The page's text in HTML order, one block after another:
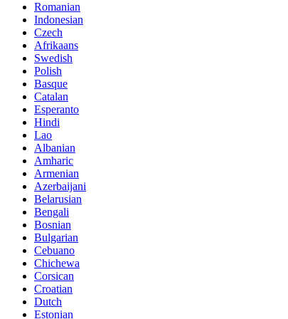
Romanian
Indonesian
Czech
Afrikaans
Swedish
Polish
Basque
Catalan
Esperanto
Hindi
Lao
Albanian
Amharic
Armenian
Azerbaijani
Belarusian
Bengali
Bosnian
Bulgarian
Cebuano
Chichewa
Corsican
Croatian
Dutch
Estonian